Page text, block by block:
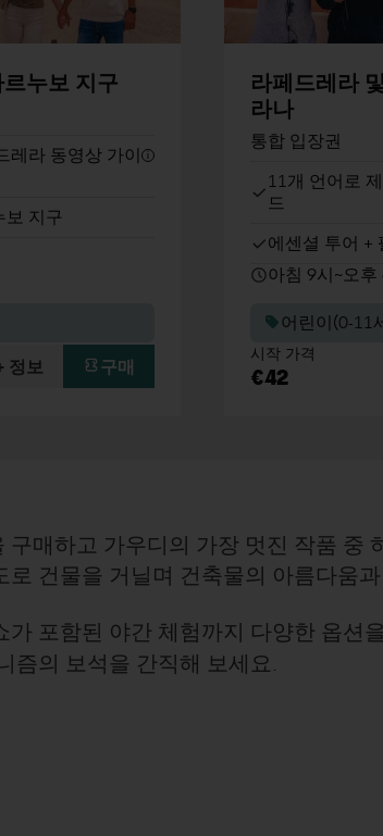
누보 지구
레라 동영상 가이
보 지구
정보 구매
라페드레라
라나
통합 입장권
11개 언어로
드
에센셜 투어 +
아침 9시~오후
어린이(0-11
시작 가격
€42
구매하고 가우디의 가장 멋진 작품 중
로 건물을 거닐며 건축물의 아름다움
가 포함된 야간 체험까지 다양한 옵
즘의 보석을 간직해 보세요.